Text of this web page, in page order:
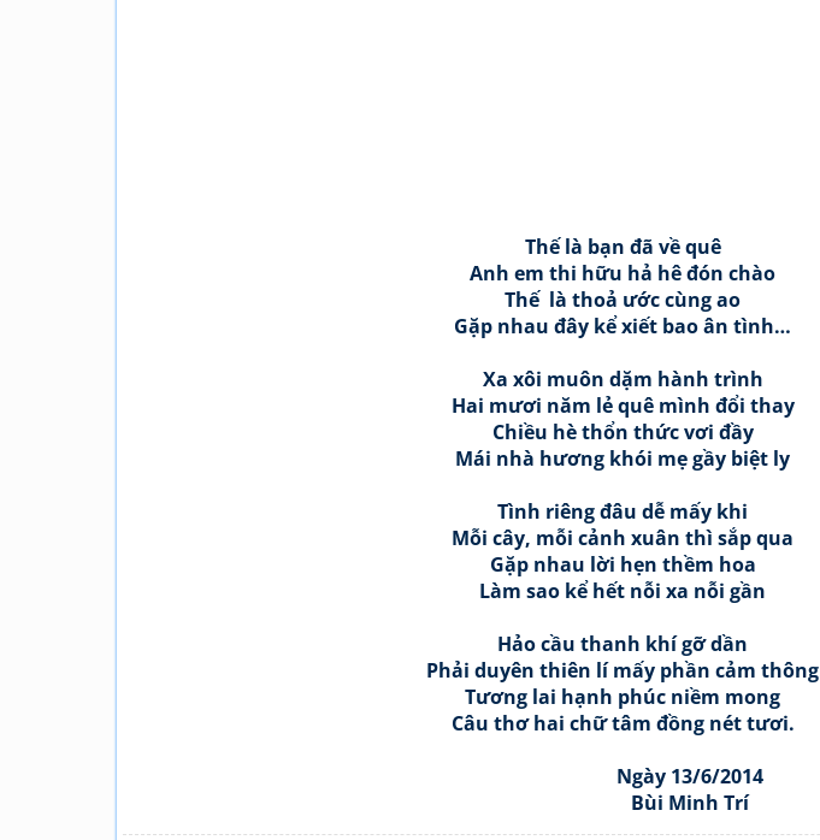
Thế là bạn đã về quê
Anh em thi hữu hả hê đón chào
Thế là thoả ước cùng ao
Gặp nhau đây kể xiết bao ân tình…
Xa xôi muôn dặm hành trình
Hai mươi năm lẻ quê mình đổi thay
Chiều hè thổn thức vơi đầy
Mái nhà hương khói mẹ gầy biệt ly
Tình riêng đâu dễ mấy khi
Mỗi cây, mỗi cảnh xuân thì sắp qua
Gặp nhau lời hẹn thềm hoa
Làm sao kể hết nỗi xa nỗi gần
Hảo cầu thanh khí gỡ dần
Phải duyên thiên lí mấy phần cảm thông
Tương lai hạnh phúc niềm mong
Câu thơ hai chữ tâm đồng nét tươi.
Ngày 13/6/2014
Bùi Minh Trí